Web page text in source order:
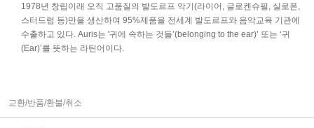
1978년 창립이래 오직 고품질의 발도르프 악기(라이어, 글로켄슈필, 실로폰,
스터드럼 등)만을 생산하여 95%제품을 전세계 발도르프와 음악교육 기관에
수출하고 있다. Auris는 '귀에 속하는 것들’(belonging to the ear)’ 또는 ‘귀
(Ear)’를 뜻하는 라틴어이다.
교환/반품/환불/취소